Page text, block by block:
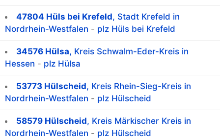
47804 Hüls bei Krefeld, Stadt Krefeld in
Nordrhein-Westfalen - plz Hüls bei Krefeld
34576 Hülsa, Kreis Schwalm-Eder-Kreis in
Hessen - plz Hülsa
53773 Hülscheid, Kreis Rhein-Sieg-Kreis in
Nordrhein-Westfalen - plz Hülscheid
58579 Hülscheid, Kreis Märkischer Kreis in
Nordrhein-Westfalen - plz Hülscheid